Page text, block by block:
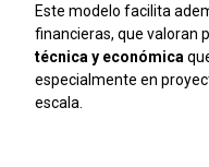
Este modelo facilita
financieras, que valoran
técnica y económica
especialmente en
escala.